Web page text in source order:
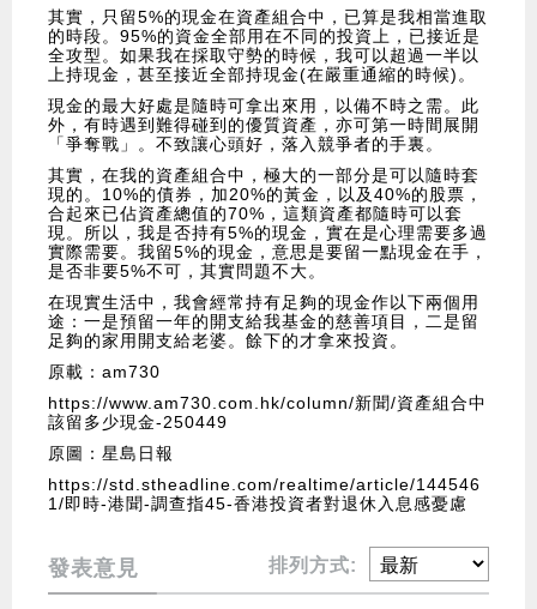
其實，只留5%的現金在資產組合中，已算是我相當進取
的時段。95%的資金全部用在不同的投資上，已接近是
全攻型。如果我在採取守勢的時候，我可以超過一半以
上持現金，甚至接近全部持現金(在嚴重通縮的時候)。
現金的最大好處是隨時可拿出來用，以備不時之需。此
外，有時遇到難得碰到的優質資產，亦可第一時間展開
「爭奪戰」。不致讓心頭好，落入競爭者的手裏。
其實，在我的資產組合中，極大的一部分是可以隨時套
現的。10%的債券，加20%的黃金，以及40%的股票，
合起來已佔資產總值的70%，這類資產都隨時可以套
現。所以，我是否持有5%的現金，實在是心理需要多過
實際需要。我留5%的現金，意思是要留一點現金在手，
是否非要5%不可，其實問題不大。
在現實生活中，我會經常持有足夠的現金作以下兩個用
途：一是預留一年的開支給我基金的慈善項目，二是留
足夠的家用開支給老婆。餘下的才拿來投資。
原載：am730
https://www.am730.com.hk/column/新聞/資產組合中
該留多少現金-250449
原圖：星島日報
https://std.stheadline.com/realtime/article/144546
1/即時-港聞-調查指45-香港投資者對退休入息感憂慮
發表意見 排列方式: